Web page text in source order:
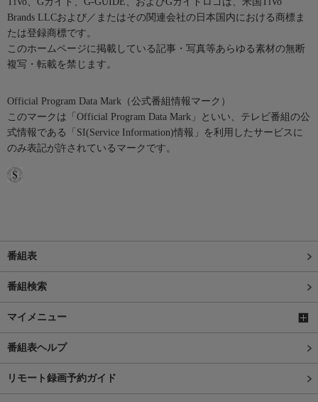
Brands LLCおよび／またはその関連会社の日本国内における商標ま
たは登録商標です。
このホームページに掲載している記事・写真等あらゆる素材の無断
複写・転載を禁じます。
Official Program Data Mark（公式番組情報マーク）
このマークは「Official Program Data Mark」といい、テレビ番組の公
式情報である「SI(Service Information)情報」を利用したサービスに
のみ表記が許されているマークです。
番組表
番組検索
マイメニュー
番組表ヘルプ
リモート録画予約ガイド